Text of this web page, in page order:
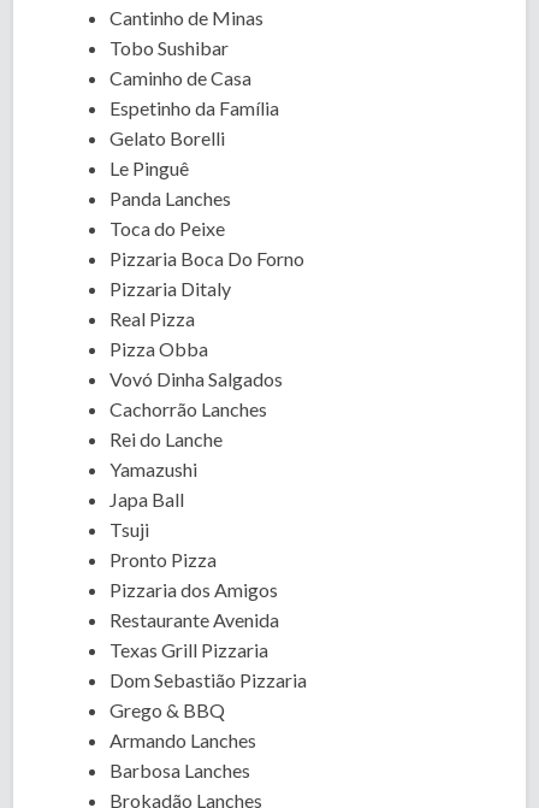
Cantinho de Minas
Tobo Sushibar
Caminho de Casa
Espetinho da Família
Gelato Borelli
Le Pinguê
Panda Lanches
Toca do Peixe
Pizzaria Boca Do Forno
Pizzaria Ditaly
Real Pizza
Pizza Obba
Vovó Dinha Salgados
Cachorrão Lanches
Rei do Lanche
Yamazushi
Japa Ball
Tsuji
Pronto Pizza
Pizzaria dos Amigos
Restaurante Avenida
Texas Grill Pizzaria
Dom Sebastião Pizzaria
Grego & BBQ
Armando Lanches
Barbosa Lanches
Brokadão Lanches